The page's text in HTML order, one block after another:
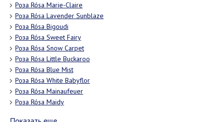
Роза Rósa Marie-Claire
Роза Rósa Lavender Sunblaze
Роза Rósa Bigoudi
Роза Rósa Sweet Fairy
Роза Rósa Snow Carpet
Роза Rósa Little Buckaroo
Роза Rósa Blue Mist
Роза Rósa White Babyflor
Роза Rósa Mainaufeuer
Роза Rósa Maidy